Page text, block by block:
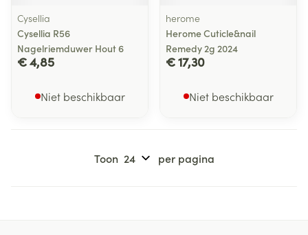
Cysellia
Cysellia R56
Nagelriemduwer Hout 6
€ 4,85
Niet beschikbaar
herome
Herome Cuticle&nail
Remedy 2g 2024
€ 17,30
Niet beschikbaar
Toon per pagina